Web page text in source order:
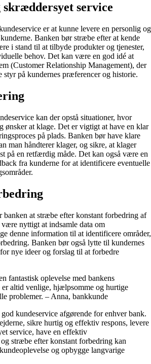
skræddersyet service
er at kunne levere en personlig og
Banken bør stræbe efter at kende
i stand til at tilbyde produkter og tjenester,
behov. Det kan være en god idé at
(Customer Relationship Management), der
på kundernes præferencer og historie.
kan der opstå situationer, hvor
ønsker at klage. Det er vigtigt at have en klar
på plads. Banken bør have klare
man håndterer klager, og sikre, at klager
på en retfærdig måde. Det kan også være en
fra kunderne for at identificere eventuelle
at stræbe efter konstant forbedring af
nyttigt at indsamle data om
denne information til at identificere områder,
Banken bør også lytte til kundernes
nye ideer og forslag til at forbedre
fantastisk oplevelse med bankens
er altid venlige, hjælpsomme og hurtige
problemer. – Anna, bankkunde
kundeservice afgørende for enhver bank.
sikre hurtig og effektiv respons, levere
service, have en effektiv
stræbe efter konstant forbedring kan
og opbygge langvarige